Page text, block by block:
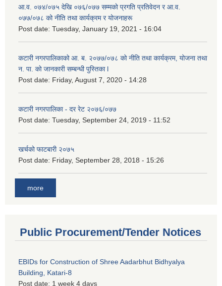
आ.व. ०७४/०७५ देखि ०७६/०७७ सम्मको प्रगति प्रतिवेदन र आ.व.
०७७/०७८ को नीति तथा कार्यक्रम र योजनाहरू
Post date: Tuesday, January 19, 2021 - 16:04
कटारी नगरपालिकाको आ. ब. २०७७/०७८ को नीति तथा कार्यक्रम, योजना तथा
न. पा. को जानकारी सम्बन्धी पुस्तिका l
Post date: Friday, August 7, 2020 - 14:28
कटारी नगरपालिका - दर रेट २०७६/०७७
Post date: Tuesday, September 24, 2019 - 11:52
खर्चको फाटबारी २०७५
Post date: Friday, September 28, 2018 - 15:26
more
Public Procurement/Tender Notices
EBIDs for Construction of Shree Aadarbhut Bidhyalya
Building, Katari-8
Post date: 1 week 4 days